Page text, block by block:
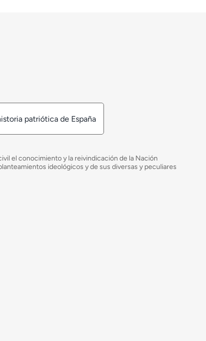
patriótica de España
el conocimiento y la reivindicación de la Nación
ideológicos y de sus diversas y peculiares